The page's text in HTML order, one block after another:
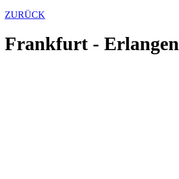
ZURÜCK
Frankfurt - Erlangen